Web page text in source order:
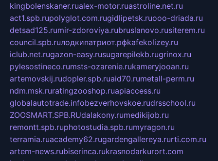
kingbolenskaner.rualex-motor.ruastroline.net.ru
act1.spb.rupolyglot.com.rugidlipetsk.ruooo-driada.ru
detsad125.rumir-zdoroviya.rubruslanovo.rusiterem.ru
council.spb.ruлодкипатриот.рфkafekolizey.ru
iclub.net.rugazon-easy.rusugarepilekb.rugrinox.ru
pylesostineco.rumsts-ozarenie.rukameryjooan.ru
artemovskij.rudopler.spb.ruaid70.rumetall-perm.ru
ndm.msk.ruratingzooshop.ruapiaccess.ru
globalautotrade.infobezverhovskoe.rudrsschool.ru
ZOOSMART.SPB.RUdalakony.rumedikijob.ru
remontt.spb.ruphotostudia.spb.rumyragon.ru
terramia.ruacademy62.rugardengallereya.rurti.com.ru
artem-news.rubiserinca.rukrasnodarkurort.com